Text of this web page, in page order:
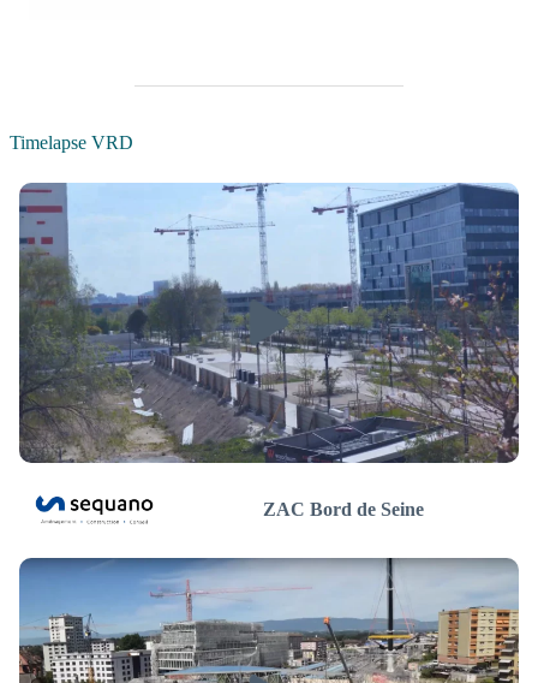
Timelapse VRD
ZAC Bord de Seine